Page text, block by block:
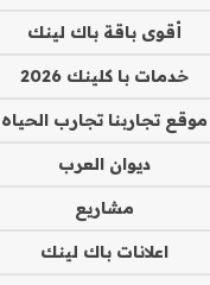
أقوى باقة باك لينك
خدمات با كلينك 2026
موقع تجاربنا تجارب الحياه
ديوان العرب
مشاريع
اعلانات باك لينك